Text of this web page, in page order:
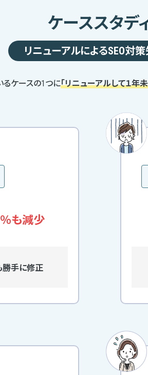
ケーススタデ
リニューアルによるSEO対
るケースの1つに「リニューアルして１年
も減少
手に修正